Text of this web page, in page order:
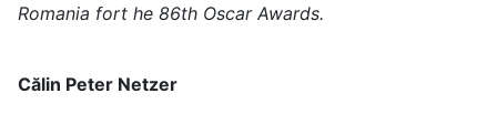
Romania fort he 86th Oscar Awards.
Călin Peter Netzer